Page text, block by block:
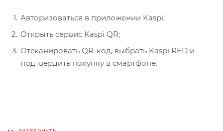
Авторизоваться в приложении Kaspi;
Открыть сервис Kaspi QR;
Отсканировать QR-код, выбрать Kaspi RED и
подтвердить покупку в смартфоне.